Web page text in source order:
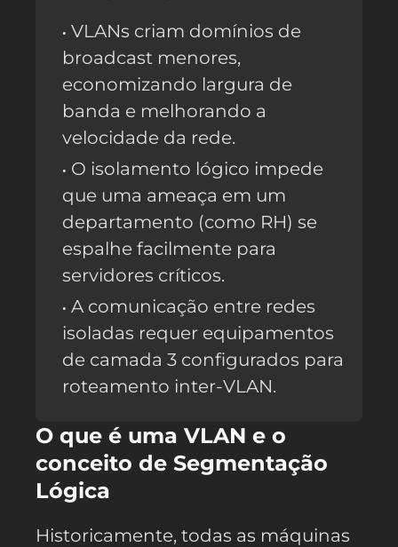
VLANs criam domínios de
broadcast menores,
economizando largura de
banda e melhorando a
velocidade da rede.
O isolamento lógico impede
que uma ameaça em um
departamento (como RH) se
espalhe facilmente para
servidores críticos.
A comunicação entre redes
isoladas requer equipamentos
de camada 3 configurados para
roteamento inter-VLAN.
O que é uma VLAN e o
conceito de Segmentação
Lógica
Historicamente, todas as máquinas